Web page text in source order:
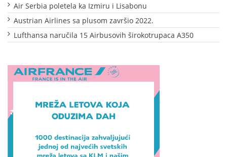
Air Serbia poletela ka Izmiru i Lisabonu
Austrian Airlines sa plusom završio 2022.
Lufthansa naručila 15 Airbusovih širokotrupaca A350